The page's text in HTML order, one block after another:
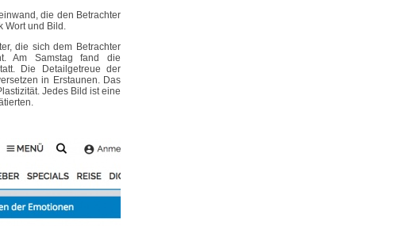
die den Betrachter
Wort und Bild.
die sich dem Betrachter
Am Samstag fand die
Die Detailgetreue der
in Erstaunen. Das
Jedes Bild ist eine